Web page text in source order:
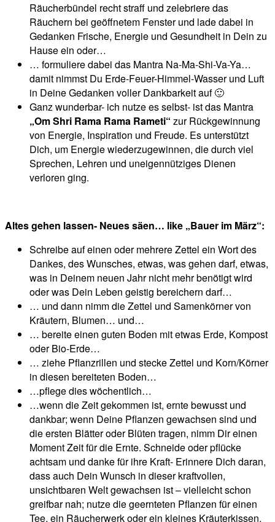
Räucherbündel recht straff und zelebriere das
Räuchern bei geöffnetem Fenster und lade dabei in
Gedanken Frische, Energie und Gesundheit in Dein zu
Hause ein oder…
… formuliere dabei das Mantra Na-Ma-Shi-Va-Ya…
damit nimmst Du Erde-Feuer-Himmel-Wasser und Luft
in Deine Gedanken voller Dankbarkeit auf 🙂
Ganz wunderbar- ich nutze es selbst- ist das Mantra
„Om Shri Rama Rama Rameti“ zur Rückgewinnung
von Energie, Inspiration und Freude. Es unterstützt
Dich, um Energie wiederzugewinnen, die durch viel
Sprechen, Lehren und uneigennütziges Dienen
verloren ging.
Altes gehen lassen- Neues säen… like „Bauer im März“:
Schreibe auf einen oder mehrere Zettel ein Wort des
Dankes, des Wunsches, etwas, was gehen darf, etwas,
was in Deinem neuen Jahr nicht mehr benötigt wird
oder was Dein Leben geistig bereichern darf…
… und dann nimm die Zettel und Samenkörner von
Kräutern, Blumen… und…
… bereite einen guten Boden mit etwas Erde, Kompost
oder Bio-Erde…
… ziehe Pflanzrillen und stecke Zettel und Korn/Körner
in diesen bereiteten Boden…
…pflege dies wöchentlich…
…wenn die Zeit gekommen ist, ernte bewusst und
dankbar; wenn Deine Pflanzen gewachsen sind und
die ersten Blätter oder Blüten tragen, nimm Dir einen
Moment Zeit für die Ernte. Schneide oder pflücke
achtsam und danke für ihre Kraft- Erinnere Dich daran,
dass auch Dein Wunsch in dieser kraftvollen,
unsichtbaren Welt gewachsen ist – vielleicht schon
greifbar nah; nutze die geernteten Pflanzen für einen
Tee, ein Räucherwerk oder ein kleines Kräuterkissen,